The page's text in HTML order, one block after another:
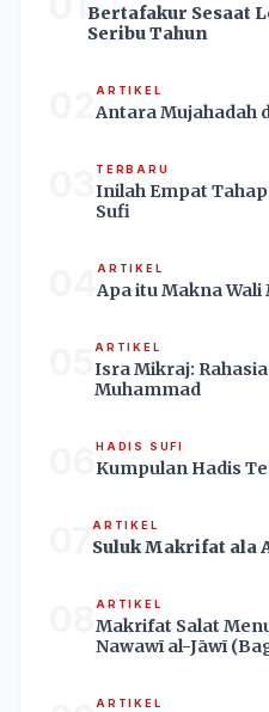
Bertafakur Sesaat
Seribu Tahun
ARTIKEL
Antara Mujahadah
TERBARU
Inilah Empat
Sufi
ARTIKEL
Apa itu Makna Wali
ARTIKEL
Isra Mikraj:
Muhammad
HADIS SUFI
Kumpulan Hadis
ARTIKEL
Suluk Makrifat ala
ARTIKEL
Makrifat Salat
Nawawī al-Jāwī
ARTIKEL